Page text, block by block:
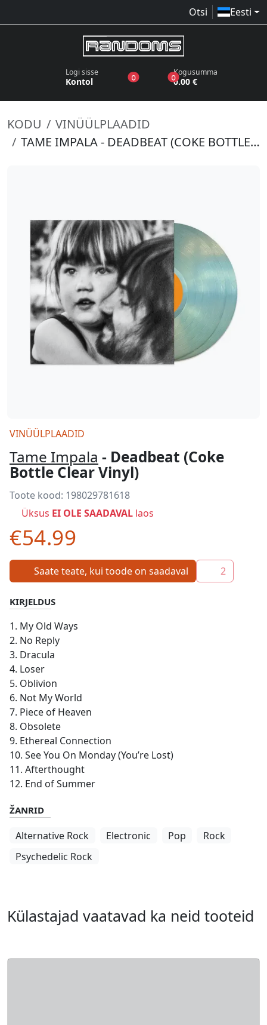
Otsi Eesti
Logi sisse
Kontol 0toodet sooviloendis
0toodet ostukorvis
Kogusumma
0.00 €
KODU
VINÜÜLPLAADID
TAME IMPALA - DEADBEAT (COKE BOTTLE CLEAR VINYL)
VINÜÜLPLAADID
Tame Impala - Deadbeat (Coke
Bottle Clear Vinyl)
Toote kood: 198029781618
Üksus EI OLE SAADAVAL laos
€54.99
Saate teate, kui toode on saadaval 2
KIRJELDUS
1. My Old Ways
2. No Reply
3. Dracula
4. Loser
5. Oblivion
6. Not My World
7. Piece of Heaven
8. Obsolete
9. Ethereal Connection
10. See You On Monday (You’re Lost)
11. Afterthought
12. End of Summer
ŽANRID
Alternative Rock Electronic Pop
Rock
Psychedelic Rock
Külastajad vaatavad ka neid tooteid